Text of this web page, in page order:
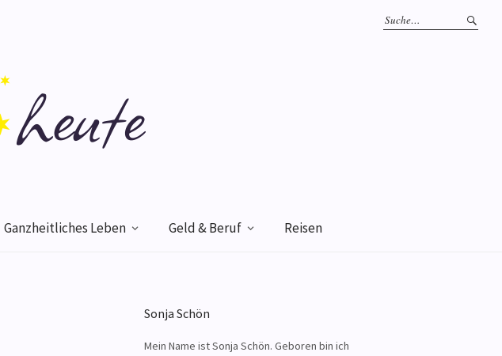
Ganzheitliches Leben Geld & Beruf Reisen
Sonja Schön
Mein Name ist Sonja Schön. Geboren bin ich